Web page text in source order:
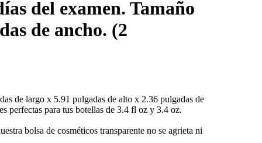
del examen. Tamaño
de ancho. (2
de largo x 5.91 pulgadas de alto x 2.36 pulgadas de
perfectas para tus botellas de 3.4 fl oz y 3.4 oz.
bolsa de cosméticos transparente no se agrieta ni